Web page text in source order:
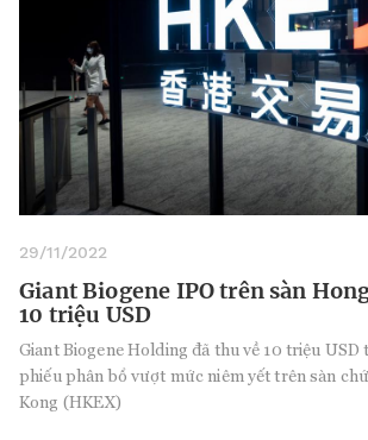
29/11/2022
Giant Biogene IPO trên sàn
10 triệu USD
Giant Biogene Holding đã thu về 10 triệu USD
phiếu phân bổ vượt mức niêm yết trên sàn
Kong (HKEX)